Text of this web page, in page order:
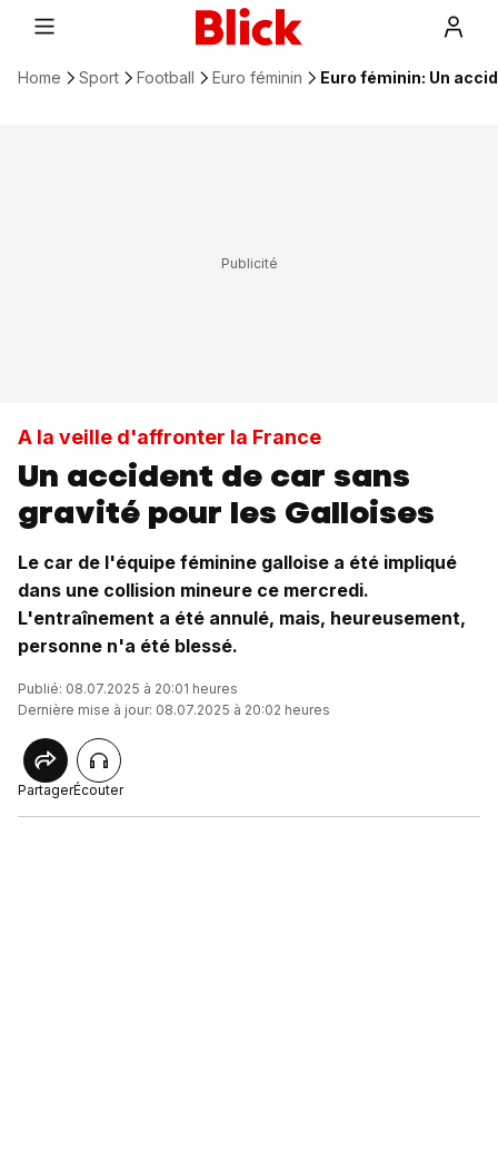
Home Sport Football Euro féminin Euro féminin: Un
A la veille d'affronter la France
Un accident de car sans
gravité pour les Galloises
Le car de l'équipe féminine galloise a été impliqué
dans une collision mineure ce mercredi.
L'entraînement a été annulé, mais, heureusement,
personne n'a été blessé.
Publié: 08.07.2025 à 20:01 heures
Dernière mise à jour: 08.07.2025 à 20:02 heures
PartagerÉcouter